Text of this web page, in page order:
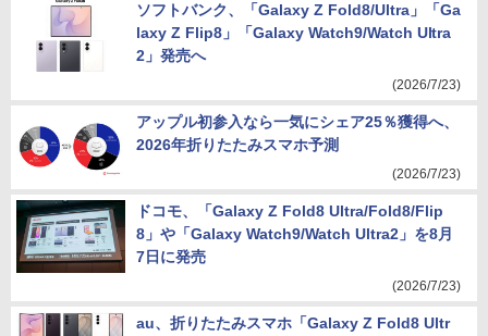
ソフトバンク、「Galaxy Z Fold8/Ultra」「Ga
laxy Z Flip8」「Galaxy Watch9/Watch Ultra
2」発売へ
(2026/7/23)
アップル初参入なら一気にシェア25％獲得へ、
2026年折りたたみスマホ予測
(2026/7/23)
ドコモ、「Galaxy Z Fold8 Ultra/Fold8/Flip
8」や「Galaxy Watch9/Watch Ultra2」を8月
7日に発売
(2026/7/23)
au、折りたたみスマホ「Galaxy Z Fold8 Ultr